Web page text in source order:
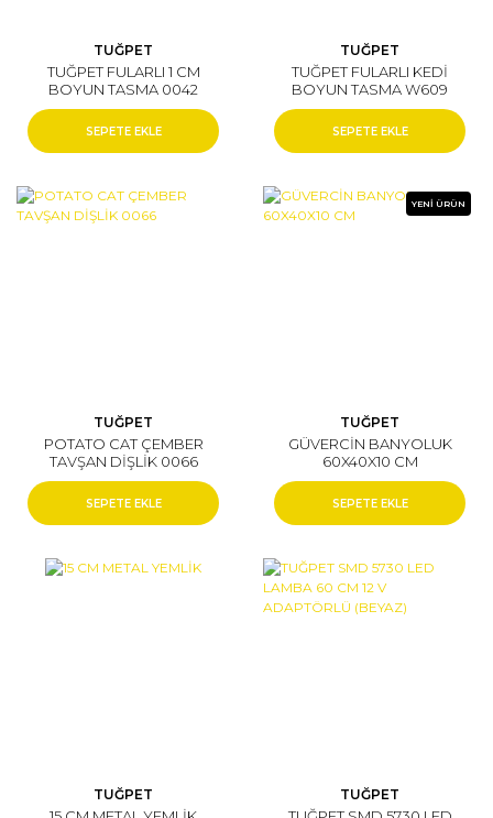
TUĞPET
TUĞPET FULARLI 1 CM
BOYUN TASMA 0042
SEPETE EKLE
TUĞPET
TUĞPET FULARLI KEDİ
BOYUN TASMA W609
SEPETE EKLE
TUĞPET
POTATO CAT ÇEMBER
TAVŞAN DİŞLİK 0066
SEPETE EKLE
YENİ ÜRÜN
TUĞPET
GÜVERCİN BANYOLUK
60X40X10 CM
SEPETE EKLE
TUĞPET TUĞPET